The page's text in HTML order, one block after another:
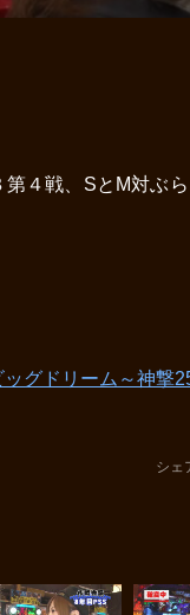
４戦、SとM対ぶ
グドリーム～神撃
シェ